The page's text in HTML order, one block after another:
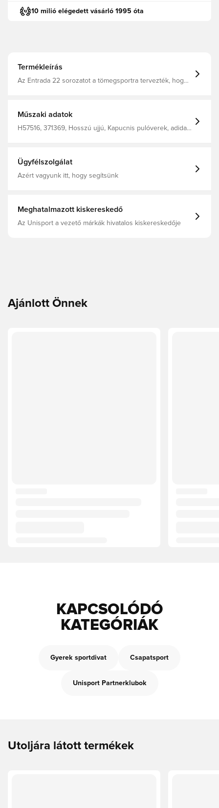
10 milió elégedett vásárló 1995 óta
Termékleírás
Az Entrada 22 sorozatot a tömegsportra tervezték, hogy
Amikor az edzések lelassulnak, húzd fel a kapucnit, és
Részben újrahasznosított anyagokból készült, melyek
Műszaki adatok
H57516, 371369, Hosszú ujjú, Kapucnis pulóverek, adidas
Ügyfélszolgálat
Azért vagyunk itt, hogy segítsünk
Meghatalmazott kiskereskedő
Az Unisport a vezető márkák hivatalos kiskereskedője
Ajánlott Önnek
KAPCSOLÓDÓ
KATEGÓRIÁK
Gyerek sportdivat Csapatsport
Unisport Partnerklubok
Utoljára látott termékek